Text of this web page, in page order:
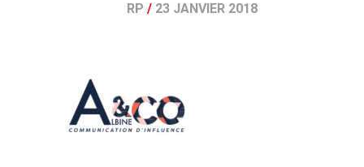
RP / 23 JANVIER 2018